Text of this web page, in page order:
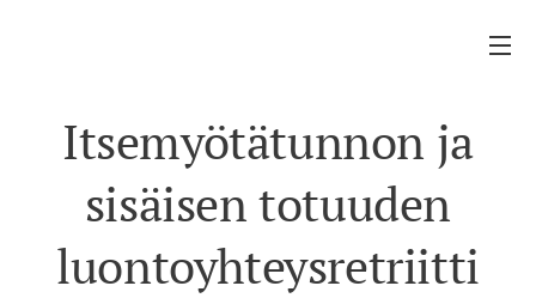
Itsemyötätunnon ja
sisäisen totuuden
luontoyhteysretriitti